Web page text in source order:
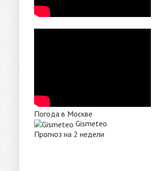
Погода в Москве
Gismeteo
Прогноз на 2 недели